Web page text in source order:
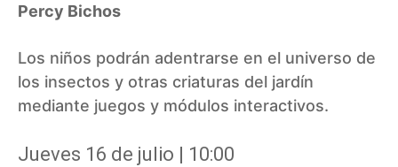
Percy Bichos
Los niños podrán adentrarse en el universo de
los insectos y otras criaturas del jardín
mediante juegos y módulos interactivos.
Jueves 16 de julio | 10:00